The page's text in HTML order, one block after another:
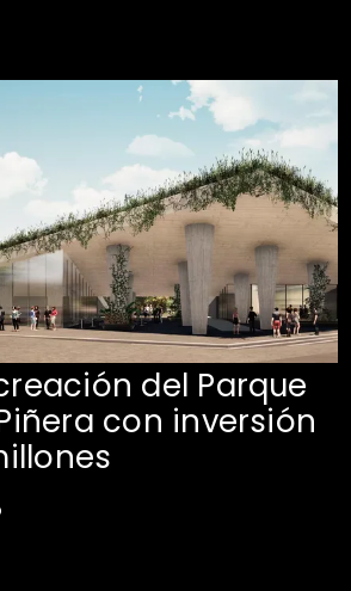
del Parque
con inversión